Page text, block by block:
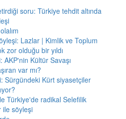
soru: Türkiye tehdit altında
Lazlar | Kimlik ve Toplum
zor olduğu bir yıldı
Kültür Savaşı
var mı?
Sürgündeki Kürt siyasetçiler
Türkiye'de radikal Selefilik
ile söyleşi